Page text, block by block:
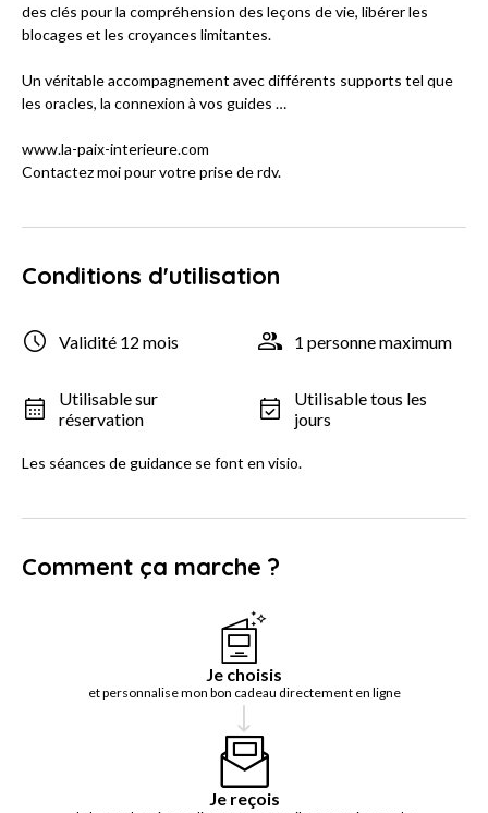
des clés pour la compréhension des leçons de vie, libérer les
blocages et les croyances limitantes.
Un véritable accompagnement avec différents supports tel que
les oracles, la connexion à vos guides …
www.la-paix-interieure.com
Contactez moi pour votre prise de rdv.
Conditions d'utilisation
Validité 12 mois 1 personne maximum
Utilisable sur
réservation
Utilisable tous les
jours
Les séances de guidance se font en visio.
Comment ça marche ?
Je choisis
et personnalise mon bon cadeau directement en ligne
Je reçois